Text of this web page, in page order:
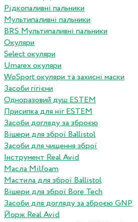
Рідкопаливні пальники
Мультипаливні пальники
BRS Мультипаливні пальники
Окуляри
Select окуляри
Umarex окуляри
WoSport окуляри та захисні маски
Засоби гігієни
Одноразовий душ ESTEM
Присипка для ніг ESTEM
Засоби догляду за зброєю
Вішери для зброї Ballistol
Засоби для чищення зброї
Інструмент Real Avid
Масла Milfoam
Мастила для зброї Ballistol
Вішери для зброї Bore Tech
Засоби для догляду за зброєю GNP
Йорж Real Avid